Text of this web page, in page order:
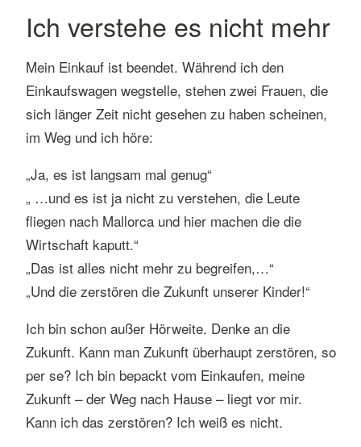
Ich verstehe es nicht mehr
Mein Einkauf ist beendet. Während ich den
Einkaufswagen wegstelle, stehen zwei Frauen, die
sich länger Zeit nicht gesehen zu haben scheinen,
im Weg und ich höre:
„Ja, es ist langsam mal genug“
„ …und es ist ja nicht zu verstehen, die Leute
fliegen nach Mallorca und hier machen die die
Wirtschaft kaputt.“
„Das ist alles nicht mehr zu begreifen,…“
„Und die zerstören die Zukunft unserer Kinder!“
Ich bin schon außer Hörweite. Denke an die
Zukunft. Kann man Zukunft überhaupt zerstören, so
per se? Ich bin bepackt vom Einkaufen, meine
Zukunft – der Weg nach Hause – liegt vor mir.
Kann ich das zerstören? Ich weiß es nicht.